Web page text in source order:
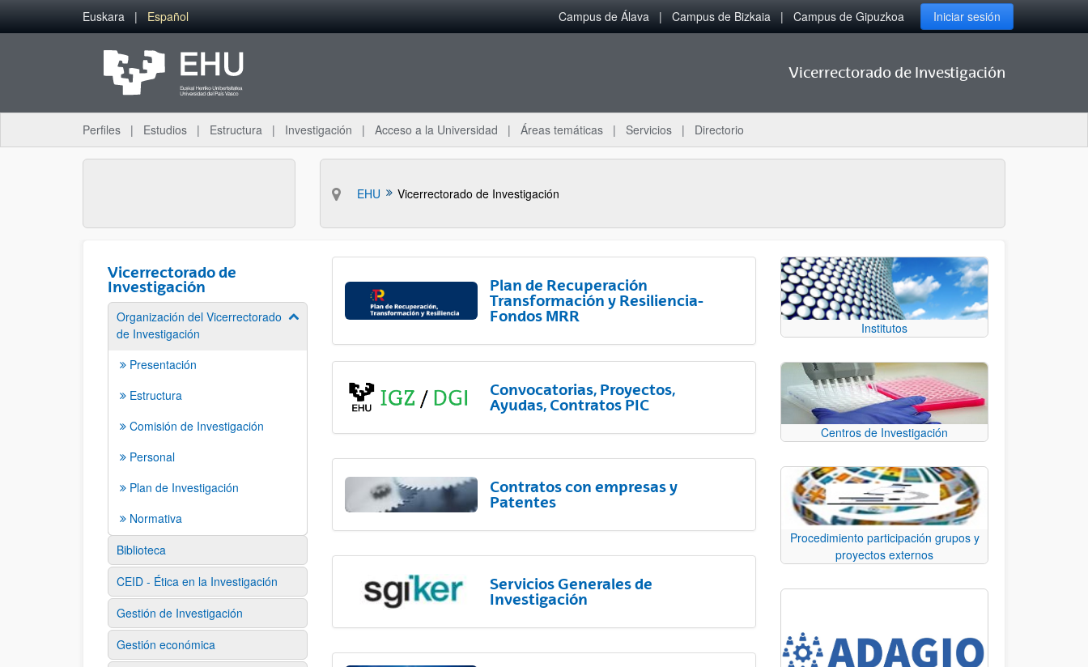
Saltar al contenido principal
Euskara Español Campus de Álava Campus de Bizkaia Campus de Gipuzkoa Iniciar sesión
Vicerrectorado de Investigación
Perfiles Estudios Estructura Investigación Acceso a la Universidad Áreas temáticas Servicios Directorio
EHU Vicerrectorado de Investigación
Vicerrectorado de
Investigación
Organización del Vicerrectorado
de Investigación
Mostrar/ocultar subpáginas
Presentación
Estructura
Comisión de Investigación
Personal
Plan de Investigación
Normativa
Biblioteca
CEID - Ética en la Investigación
Gestión de Investigación
Gestión económica
Plan de Recuperación
Transformación y Resiliencia-
Fondos MRR
Convocatorias, Proyectos,
Ayudas, Contratos PIC
Contratos con empresas y
Patentes
Servicios Generales de
Investigación
Institutos
Centros de Investigación
Procedimiento participación grupos y
proyectos externos